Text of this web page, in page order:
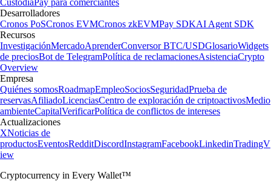
Custodia Pay para comerciantes
Desarrolladores
Cronos PoSCronos EVMCronos zkEVMPay SDKAI Agent SDK
Recursos
InvestigaciónMercadoAprenderConversor BTC/USDGlosarioWidgets
de preciosBot de TelegramPolítica de reclamacionesAsistenciaCrypto
Overview
Empresa
Quiénes somosRoadmapEmpleoSociosSeguridadPrueba de
reservasAfiliadoLicenciasCentro de exploración de criptoactivosMedio
ambienteCapitalVerificarPolítica de conflictos de intereses
Actualizaciones
XNoticias de
productosEventosRedditDiscordInstagramFacebookLinkedinTradingV
iew
Cryptocurrency in Every Wallet™